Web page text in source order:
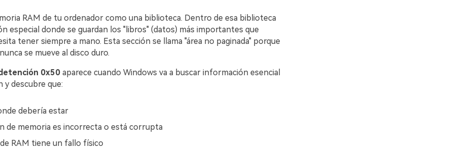
RAM de tu ordenador como una biblioteca. Dentro de esa biblioteca
especial donde se guardan los "libros" (datos) más importantes que
tener siempre a mano. Esta sección se llama "área no paginada" porque
se mueve al disco duro.
0x50aparece cuando Windows va a buscar información esencial
y descubre que:
debería estar
de memoria es incorrecta o está corrupta
RAM tiene un fallo físico